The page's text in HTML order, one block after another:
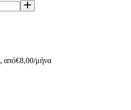
, από€8,00/μήνα